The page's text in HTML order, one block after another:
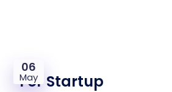
06
May
For Startup